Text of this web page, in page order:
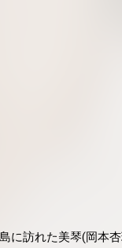
に訪れた美琴(岡本